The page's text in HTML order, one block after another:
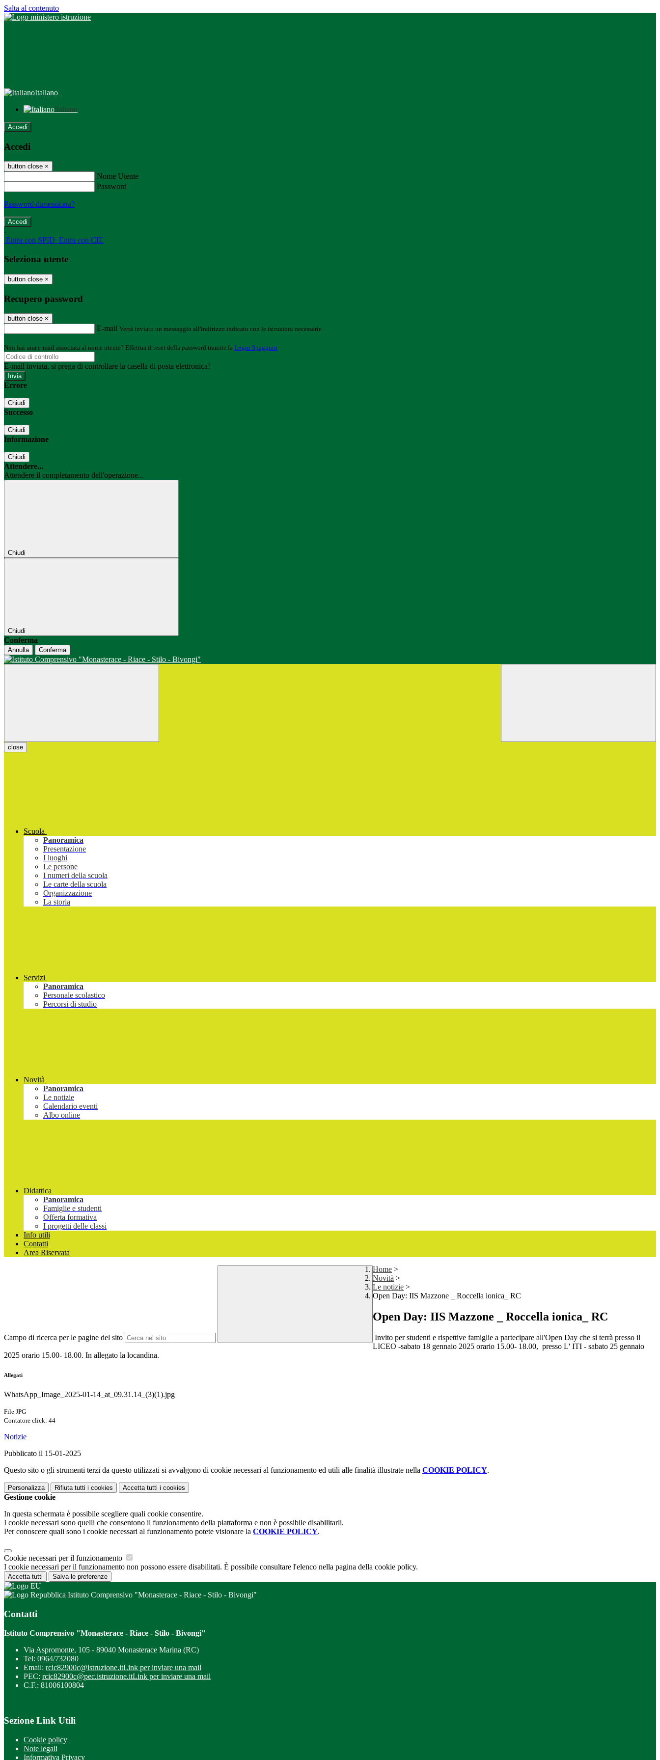
Salta al contenuto
Italiano
Italiano
Accedi
Accedi
button close ×
Nome Utente
Password
Password dimenticata?
-
Entra con SPID Entra con CIE
Seleziona utente
button close ×
Recupero password
button close ×
E-mail Verrà inviato un messaggio all'indirizzo indicato con le istruzioni necessarie.
Non hai una e-mail associata al nome utente? Effettua il reset della password tramite la Login Spaggiari
E-mail inviata, si prega di controllare la casella di posta elettronica!
Errore
Chiudi
Successo
Chiudi
Informazione
Chiudi
Attendere...
Attendere il completamento dell'operazione...
Chiudi
Chiudi
Conferma
Annulla Conferma
close
Scuola
Panoramica
Presentazione
I luoghi
Le persone
I numeri della scuola
Le carte della scuola
Organizzazione
La storia
Servizi
Panoramica
Personale scolastico
Percorsi di studio
Novità
Panoramica
Le notizie
Calendario eventi
Albo online
Didattica
Panoramica
Famiglie e studenti
Offerta formativa
I progetti delle classi
Info utili
Contatti
Area Riservata
Campo di ricerca per le pagine del sito
Home >
Novità >
Le notizie >
Open Day: IIS Mazzone _ Roccella ionica_ RC
Open Day: IIS Mazzone _ Roccella ionica_ RC
Invito per studenti e rispettive famiglie a partecipare all'Open Day che si terrà presso il
LICEO -sabato 18 gennaio 2025 orario 15.00- 18.00, presso L' ITI - sabato 25 gennaio
2025 orario 15.00- 18.00. In allegato la locandina.
Allegati
WhatsApp_Image_2025-01-14_at_09.31.14_(3)(1).jpg
File JPG
Contatore click: 44
Notizie
Pubblicato il 15-01-2025
Questo sito o gli strumenti terzi da questo utilizzati si avvalgono di cookie necessari al funzionamento ed utili alle finalità illustrate nella COOKIE POLICY.
Personalizza Rifiuta tutti i cookies Accetta tutti i cookies
Gestione cookie
In questa schermata è possibile scegliere quali cookie consentire.
I cookie necessari sono quelli che consentono il funzionamento della piattaforma e non è possibile disabilitarli.
Per conoscere quali sono i cookie necessari al funzionamento potete visionare la COOKIE POLICY.
Cookie necessari per il funzionamento
I cookie necessari per il funzionamento non possono essere disabilitati. È possibile consultare l'elenco nella pagina della cookie policy.
Accetta tutti Salva le preferenze
Istituto Comprensivo "Monasterace - Riace - Stilo - Bivongi"
Contatti
Istituto Comprensivo "Monasterace - Riace - Stilo - Bivongi"
Via Aspromonte, 105 - 89040 Monasterace Marina (RC)
Tel: 0964/732080
Email: rcic82900c@istruzione.itLink per inviare una mail
PEC: rcic82900c@pec.istruzione.itLink per inviare una mail
C.F.: 81006100804
Sezione Link Utili
Cookie policy
Note legali
Informativa Privacy